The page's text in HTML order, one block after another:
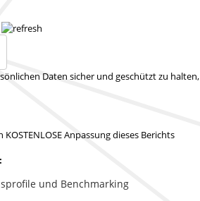
Daten sicher und geschützt zu halten,
Anpassung dieses Berichts
und Benchmarking